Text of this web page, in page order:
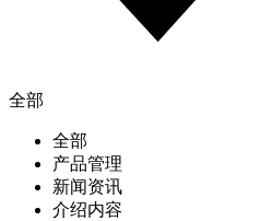
全部
全部
产品管理
新闻资讯
介绍内容